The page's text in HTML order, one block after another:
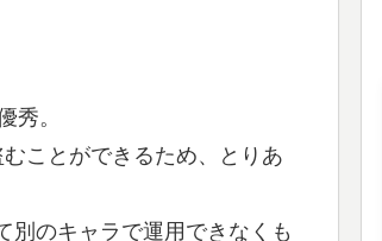
秀。
ことができるため、とりあ
別のキャラで運用できなくも